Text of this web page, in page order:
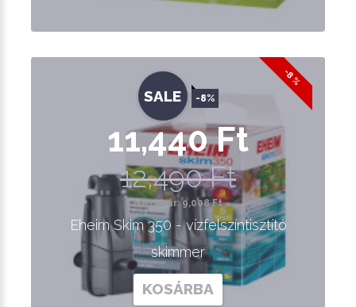
-8 %
SALE -8%
11,440 Ft
12,490 Ft
Nettó ár: 9,008 Ft
Eheim Skim 350 - vízfelszíntisztító
skimmer
KOSÁRBA